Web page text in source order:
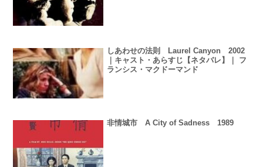
しあわせの法則 Laurel Canyon 2002
｜キャスト・あらすじ【ネタバレ】｜ フ
ランシス・マクドーマンド
非情城市 A City of Sadness 1989